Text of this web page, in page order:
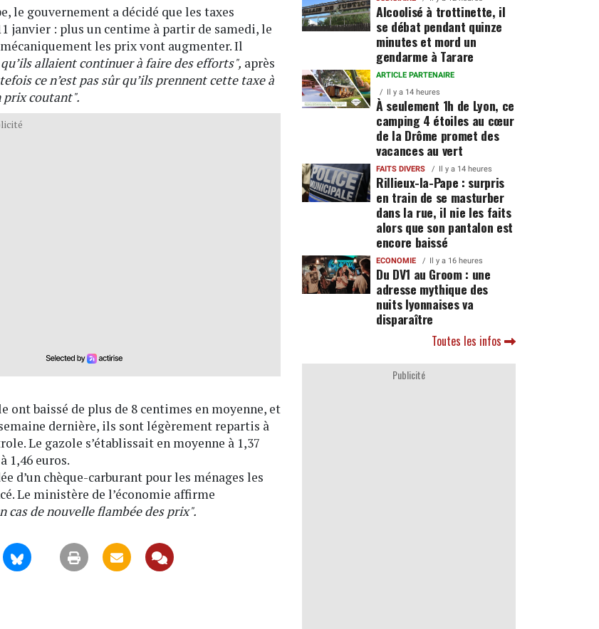
le gouvernement a décidé que les taxes
janvier : plus un centime à partir de samedi, le
les prix vont augmenter. Il
allaient continuer à faire des efforts", après
ce n’est pas sûr qu’ils prennent cette taxe à
prix coutant".
baissé de plus de 8 centimes en moyenne, et
dernière, ils sont légèrement repartis à
Le gazole s’établissait en moyenne à 1,37
1,46 euros.
d’un chèque-carburant pour les ménages les
Le ministère de l’économie affirme
cas de nouvelle flambée des prix".
Alcoolisé à trottinette, il
se débat pendant quinze
minutes et mord un
gendarme à Tarare
ARTICLE PARTENAIRE
Il y a 14 heures
À seulement 1h de Lyon, ce
camping 4 étoiles au cœur
de la Drôme promet des
vacances au vert
FAITS DIVERS Il y a 14 heures
Rillieux-la-Pape : surpris
en train de se masturber
dans la rue, il nie les faits
alors que son pantalon est
encore baissé
ECONOMIE Il y a 16 heures
Du DV1 au Groom : une
adresse mythique des
nuits lyonnaises va
disparaître
Toutes les infos
Publicité